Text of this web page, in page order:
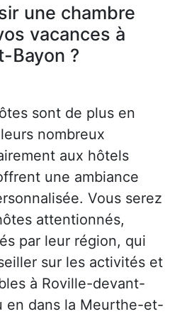
une chambre
vacances à
Bayon ?
sont de plus en
nombreux
aux hôtels
une ambiance
Vous serez
attentionnés,
par leur région, qui
sur les activités et
à Roville-devant-
en dans la Meurthe-et-